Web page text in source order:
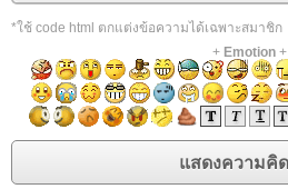
*ใช้ code html ตกแต่งข้อความได้เฉพาะสมาชิก
+ Emotion+